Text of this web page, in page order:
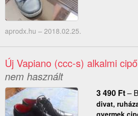
aprodx.hu – 2018.02.25.
Új Vapiano (ccc-s) alkalmi
nem használt
3 490 Ft–
divat,